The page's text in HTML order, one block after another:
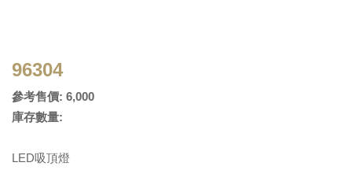
96304
參考售價: 6,000
庫存數量:
LED吸頂燈